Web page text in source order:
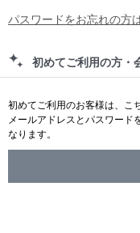
パスワードをお忘れの方
初めてご利用の方・
初めてご利用のお客様は、こ
メールアドレスとパスワード
なります。